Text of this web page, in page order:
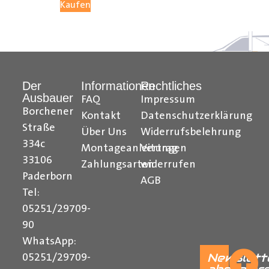
05251 29 70 9-90.
verständlich erklärt.
Ihr Team vonDer Ausbauer
Formularbeginn
Kaufen
Der
Ausbauer
Borchener
Straße
334c
33106
Paderborn
Tel:
05251/29709-
90
WhatsApp:
05251/29709-
Informationen
FAQ
Kontakt
Über Uns
Montageanleitungen
Zahlungsarten
Rechtliches
Impressum
Datenschutzerklärung
Widerrufsbelehrung
Vertrag
widerrufen
AGB